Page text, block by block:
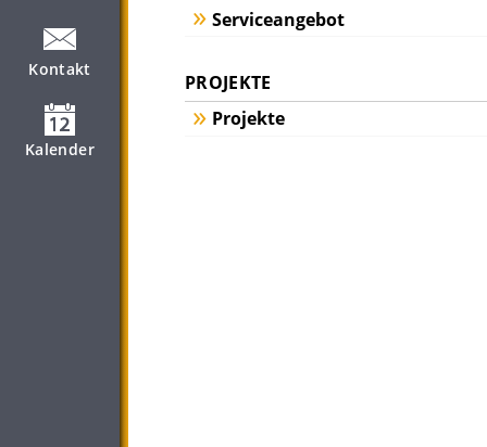
Kontakt
Kalender
Serviceangebot
PROJEKTE
Projekte